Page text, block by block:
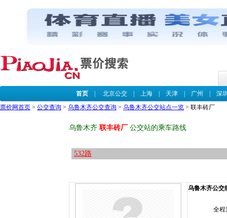
首页| 北京公交| 上海| 天津| 广州
深
票价网首页 > 公交查询 > 乌鲁木齐公交查询 > 乌鲁木齐公交站点一览 > 联丰砖厂
乌鲁木齐 联丰砖厂 公交站的乘车路线
532路
乌鲁木齐公交
全程